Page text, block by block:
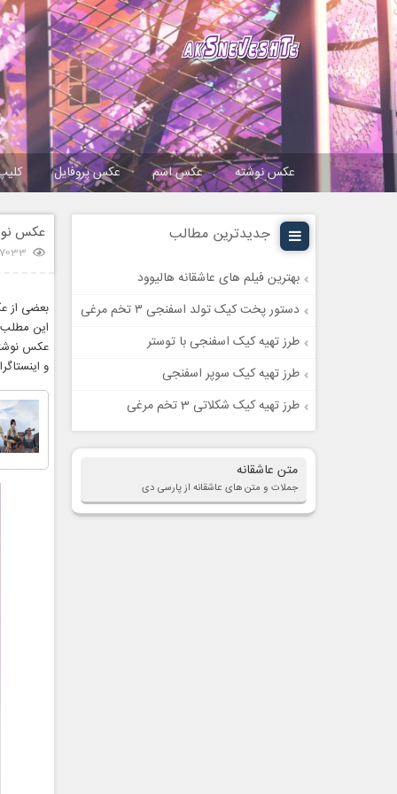
عکس نوشته عکس اسم عکس پروفایل
جدیدترین مطالب
بهترین فیلم های عاشقانه هالیوود
دستور پخت کیک تولد اسفنجی ۳ تخم مرغی
طرز تهیه کیک اسفنجی با توستر
طرز تهیه کیک سوپر اسفنجی
طرز تهیه کیک شکلاتی 3 تخم مرغی
متن عاشقانه
جملات و متن های عاشقانه از پارسی دی
عکس
7033 بازدید
بعضی از
این مطلب
عکس
و